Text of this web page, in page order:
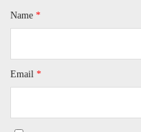
Name *
Email *